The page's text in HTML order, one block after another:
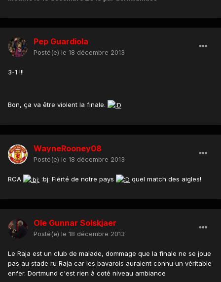
Pep Guardiola
Posté(e) le 18 décembre 2013
3-1 !!!
Bon, ça va être violent la finale.
WayneRooney08
Posté(e) le 18 décembre 2013
RCA :bj: Fiérté de notre pays quel match des aigles!
Ole Gunnar Solskjaer
Posté(e) le 18 décembre 2013
Le Raja est un club de malade, dommage que la finale ne se joue
pas au stade ru Raja car les bavarois auraient connu un véritable
enfer. Dortmund c'est rien à coté niveau ambiance